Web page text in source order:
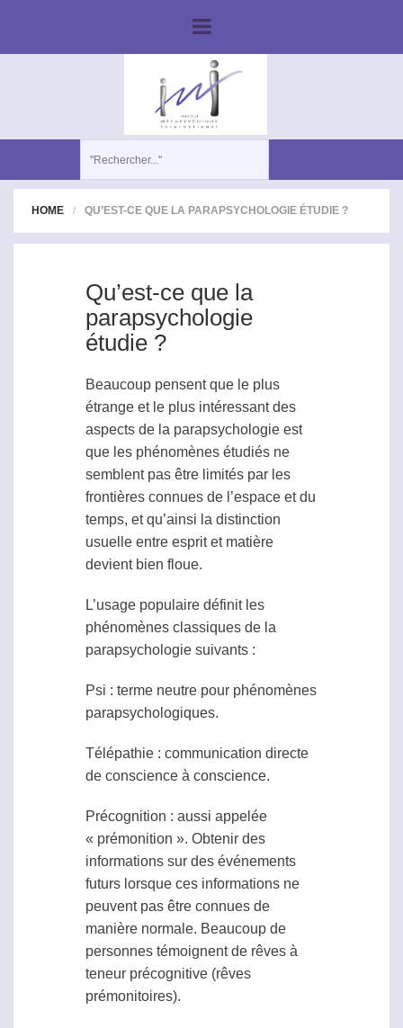
HOME QU’EST-CE QUE LA PARAPSYCHOLOGIE ÉTUDIE ?
Qu’est-ce que la
parapsychologie
étudie ?
Beaucoup pensent que le plus
étrange et le plus intéressant des
aspects de la parapsychologie est
que les phénomènes étudiés ne
semblent pas être limités par les
frontières connues de l’espace et du
temps, et qu’ainsi la distinction
usuelle entre esprit et matière
devient bien floue.
L’usage populaire définit les
phénomènes classiques de la
parapsychologie suivants :
Psi : terme neutre pour phénomènes
parapsychologiques.
Télépathie : communication directe
de conscience à conscience.
Précognition : aussi appelée
« prémonition ». Obtenir des
informations sur des événements
futurs lorsque ces informations ne
peuvent pas être connues de
manière normale. Beaucoup de
personnes témoignent de rêves à
teneur précognitive (rêves
prémonitoires).